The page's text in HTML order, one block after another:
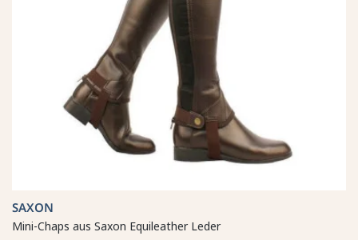
SAXON
Mini-Chaps aus Saxon Equileather Leder